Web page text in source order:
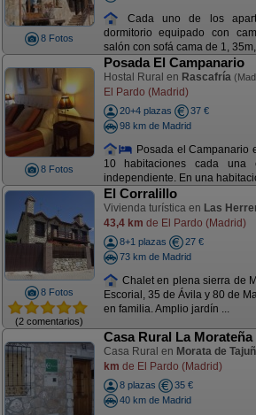
8 Fotos
Cada uno de los
dormitorio equipado con
salón con sofá cama de 1,
8 Fotos
Posada El Campanario
Hostal Rural en Rascafría
El Pardo (Madrid)
20+4 plazas
37 €
98 km de Madrid
Posada el Campanario
10 habitaciones cada
independiente. En una
8 Fotos
(2 comentarios)
El Corralillo
Vivienda turística en Las
43,4 km de El Pardo (Madrid)
8+1 plazas
27 €
73 km de Madrid
Chalet en plena sierra de
Escorial, 35 de Ávila y 80 de
en familia. Amplio jardín ...
Casa Rural La Morateña
Casa Rural en Morata de
km de El Pardo (Madrid)
8 plazas
35 €
40 km de Madrid